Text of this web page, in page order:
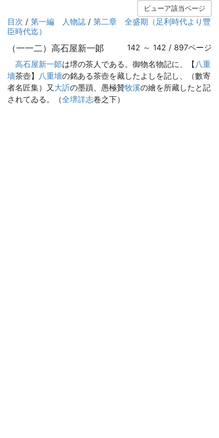
ビューア該当ページ
目次 / 第一編 人物誌 / 第二章 全盛期（足利時代より豐
臣時代迄）
（一一二）高石屋新一郞
142 ～ 142 / 897ページ
高石屋新一郞は堺の茶人である。御物名物記に、【 八重
墻茶壺】 八重墻の銘ある茶壺を藏したよしを記し、（數寄
者名匠集）又大訢の墨蹟、愚極贊牧溪の繪を所藏したと記
されてゐる。（全堺詳志卷之下）